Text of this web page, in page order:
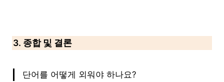
3. 종합 및 결론
단어를 어떻게 외워야 하나요?